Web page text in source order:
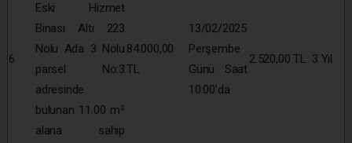
6
Eski Hizmet
Binası Altı 223
Nolu Ada 3 Nolu
parsel No:3
adresinde
bulunan 11.00 m²
alana sahip
84.000,00
TL
13/02/2025
Perşembe
Günü Saat
10:00’da
2.520,00 TL 3 Yıl